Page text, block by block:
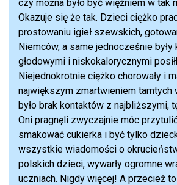
czy można było być więźniem w tak
Okazuje się że tak. Dzieci ciężko
prostowaniu igieł szewskich,
Niemców, a same jednocześnie były
głodowymi i niskokalorycznymi
Niejednokrotnie ciężko chorowały i
największym zmartwieniem tamtych
było brak kontaktów z najbliższymi,
Oni pragnęli zwyczajnie móc
smakować cukierka i być tylko
wszystkie wiadomości o
polskich dzieci, wywarły ogromne
uczniach. Nigdy więcej! A przecież